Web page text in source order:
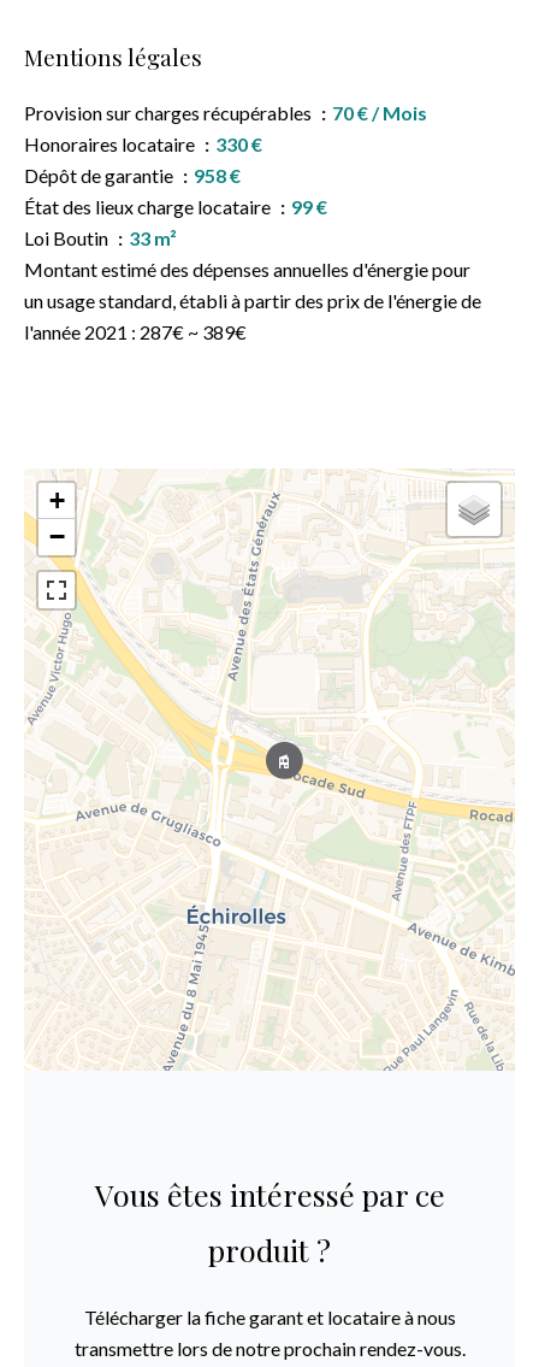
Mentions légales
Provision sur charges récupérables
70 € / Mois
Honoraires locataire
330 €
Dépôt de garantie
958 €
État des lieux charge locataire
99 €
Loi Boutin
33 m²
Montant estimé des dépenses annuelles d'énergie pour
un usage standard, établi à partir des prix de l'énergie de
l'année 2021 : 287€ ~ 389€
+
−
Vous êtes intéressé par ce
produit ?
Télécharger la fiche garant et locataire à nous
transmettre lors de notre prochain rendez-vous.